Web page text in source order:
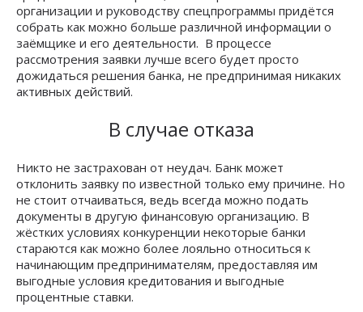
организации и руководству спецпрограммы придётся
собрать как можно больше различной информации о
заёмщике и его деятельности. В процессе
рассмотрения заявки лучше всего будет просто
дожидаться решения банка, не предпринимая никаких
активных действий.
В случае отказа
Никто не застрахован от неудач. Банк может
отклонить заявку по известной только ему причине. Но
не стоит отчаиваться, ведь всегда можно подать
документы в другую финансовую организацию. В
жёстких условиях конкуренции некоторые банки
стараются как можно более лояльно относиться к
начинающим предпринимателям, предоставляя им
выгодные условия кредитования и выгодные
процентные ставки.